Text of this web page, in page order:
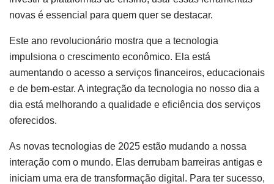
novas é essencial para quem quer se destacar.
Este ano revolucionário mostra que a tecnologia
impulsiona o crescimento econômico. Ela está
aumentando o acesso a serviços financeiros, educacionais
e de bem-estar. A integração da tecnologia no nosso dia a
dia está melhorando a qualidade e eficiência dos serviços
oferecidos.
As novas tecnologias de 2025 estão mudando a nossa
interação com o mundo. Elas derrubam barreiras antigas e
iniciam uma era de transformação digital. Para ter sucesso,